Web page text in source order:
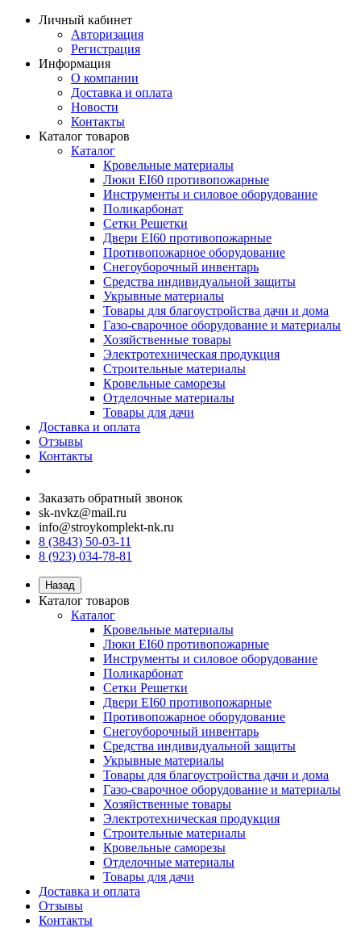
Личный кабинет
Авторизация
Регистрация
Информация
О компании
Доставка и оплата
Новости
Контакты
Каталог товаров
Каталог
Кровельные материалы
Люки EI60 противопожарные
Инструменты и силовое оборудование
Поликарбонат
Сетки Решетки
Двери EI60 противопожарные
Противопожарное оборудование
Снегоуборочный инвентарь
Средства индивидуальной защиты
Укрывные материалы
Товары для благоустройства дачи и дома
Газо-сварочное оборудование и материалы
Хозяйственные товары
Электротехническая продукция
Строительные материалы
Кровельные саморезы
Отделочные материалы
Товары для дачи
Доставка и оплата
Отзывы
Контакты
Заказать обратный звонок
sk-nvkz@mail.ru
info@stroykomplekt-nk.ru
8 (3843) 50-03-11
8 (923) 034-78-81
Назад
Каталог товаров
Каталог
Кровельные материалы
Люки EI60 противопожарные
Инструменты и силовое оборудование
Поликарбонат
Сетки Решетки
Двери EI60 противопожарные
Противопожарное оборудование
Снегоуборочный инвентарь
Средства индивидуальной защиты
Укрывные материалы
Товары для благоустройства дачи и дома
Газо-сварочное оборудование и материалы
Хозяйственные товары
Электротехническая продукция
Строительные материалы
Кровельные саморезы
Отделочные материалы
Товары для дачи
Доставка и оплата
Отзывы
Контакты